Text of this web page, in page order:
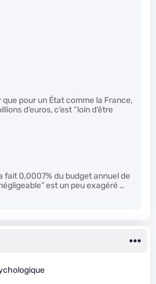
que pour un État comme la France,
d’euros, c’est “loin d’être
fait 0,0007% du budget annuel de
est un peu exagéré …